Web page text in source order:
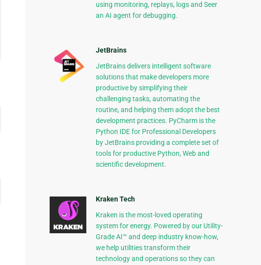
using monitoring, replays, logs and Seer
an AI agent for debugging.
JetBrains
JetBrains delivers intelligent software
solutions that make developers more
productive by simplifying their
challenging tasks, automating the
routine, and helping them adopt the best
development practices. PyCharm is the
Python IDE for Professional Developers
by JetBrains providing a complete set of
tools for productive Python, Web and
scientific development.
Kraken Tech
Kraken is the most-loved operating
system for energy. Powered by our Utility-
Grade AI™ and deep industry know-how,
we help utilities transform their
technology and operations so they can